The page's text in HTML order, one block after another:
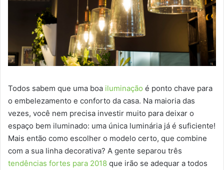
Todos sabem que uma boa iluminação é ponto chave para
o embelezamento e conforto da casa. Na maioria das
vezes, você nem precisa investir muito para deixar o
espaço bem iluminado: uma única luminária já é suficiente!
Mais então como escolher o modelo certo, que combine
com a sua linha decorativa? A gente separou três
tendências fortes para 2018 que irão se adequar a todos